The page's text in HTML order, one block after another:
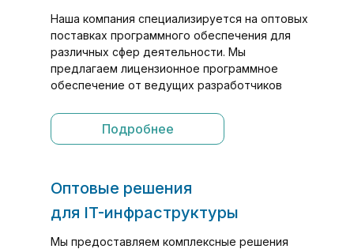
Оптовые решения
для IT-инфраструктуры
Мы предоставляем комплексные решения
Наша компания специализируется на оптовых
поставках программного обеспечения для
различных сфер деятельности. Мы
предлагаем лицензионное программное
обеспечение от ведущих разработчиков
Подробнее